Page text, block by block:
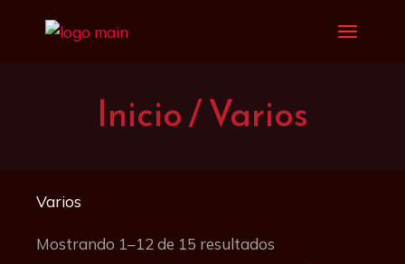
contenido
Inicio Varios
Varios
Mostrando 1–12 de 15 resultados